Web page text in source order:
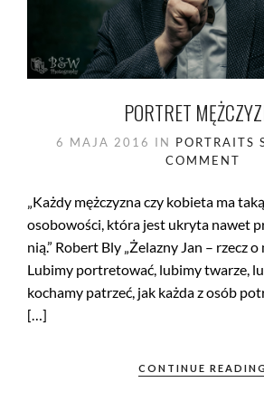
PORTRET
6 MAJA 2016 IN PORTRAITS
COMMENT
„Każdy mężczyzna czy kobieta ma
osobowości, która jest ukryta nawet
nią.” Robert Bly „Żelazny Jan – rzecz o
Lubimy portretować, lubimy twarze,
kochamy patrzeć, jak każda z osób
[…]
CONTINUE